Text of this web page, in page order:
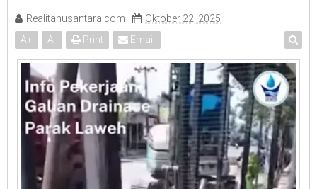
Realitanusantara.com
Oktober 22, 2025
A+ A- Print Email